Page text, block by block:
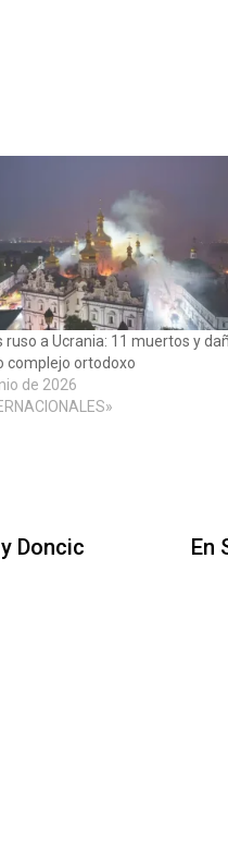
ruso a Ucrania: 11 muertos y
complejo ortodoxo
de 2026
Doncic
En